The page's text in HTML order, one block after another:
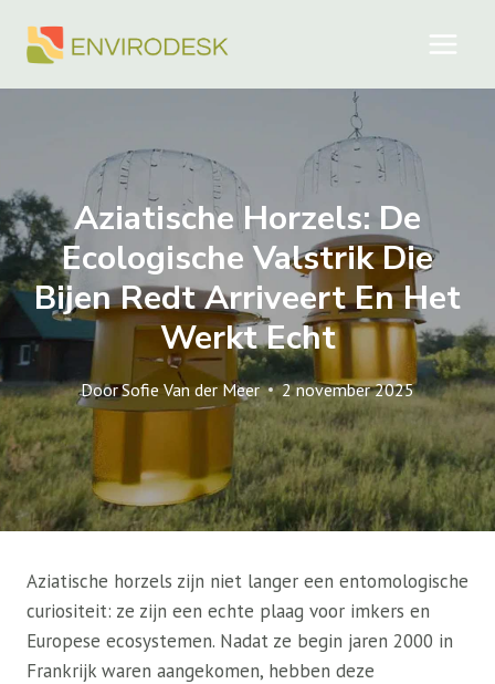
naar
Aziatische Horzels: De
Ecologische Valstrik Die
Bijen Redt Arriveert En Het
Werkt Echt
DoorSofie Van der Meer 2 november 2025
Aziatische horzels zijn niet langer een entomologische
curiositeit: ze zijn een echte plaag voor imkers en
Europese ecosystemen. Nadat ze begin jaren 2000 in
Frankrijk waren aangekomen, hebben deze